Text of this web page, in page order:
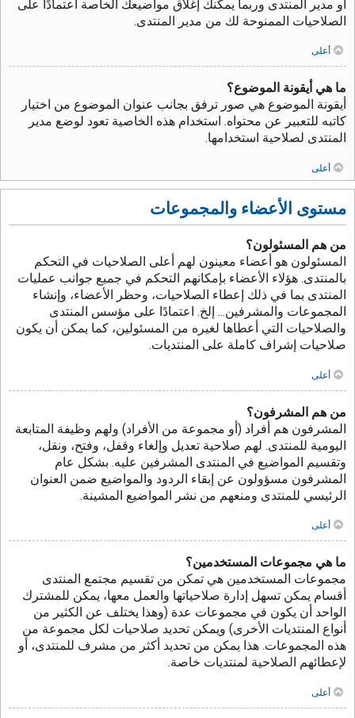
أو مدير المنتدى وربما يمكنك إغلاق مواضيعك الخاصة اعتمادًا على
الصلاحيات الممنوحة لك من مدير المنتدى.
أعلى
ما هي أيقونة الموضوع؟
أيقونة الموضوع هي صور ترفق بجانب عنوان الموضوع من اختيار
كاتبه للتعبير عن محتواه. استخدام هذه الخاصية تعود لوضع مدير
المنتدى لصلاحية استخدامها.
أعلى
مستوى الأعضاء والمجموعات
من هم المسئولون؟
المسئولون هو أعضاء معينون لهم أعلى الصلاحيات في التحكم
بالمنتدى. هؤلاء الأعضاء بإمكانهم التحكم في جميع جوانب عمليات
المنتدى بما في ذلك إعطاء الصلاحيات، وحظر الأعضاء، وإنشاء
المجموعات والمشرفين... إلخ. اعتمادًا على مؤسس المنتدى
والصلاحيات التي أعطاها لغيره من المسئولين، كما يمكن أن يكون
صلاحيات إشراف كاملة على المنتديات.
أعلى
من هم المشرفون؟
المشرفون هم أفراد (أو مجموعة من الأفراد) ولهم وظيفة المتابعة
اليومية للمنتدى. لهم صلاحية تعديل وإلغاء وقفل، وفتح، ونقل،
وتقسيم المواضيع في المنتدى المشرفين عليه. بشكل عام
المشرفون مسؤولون عن إبقاء الردود والمواضيع ضمن العنوان
الرئيسي للمنتدى ومنعهم من نشر المواضيع المشينة.
أعلى
ما هي مجموعات المستخدمين؟
مجموعات المستخدمين هي تمكن من تقسيم مجتمع المنتدى
أقسام يمكن تسهل إدارة صلاحياتها والعمل معها، يمكن للمشترك
الواحد أن يكون في مجموعات عدة (وهذا يختلف عن الكثير من
أنواع المنتديات الأخرى) ويمكن تحديد صلاحيات لكل مجموعة من
هذه المجموعات. هذا يمكن من تحديد أكثر من مشرف للمنتدى، أو
لإعطائهم الصلاحية لمنتديات خاصة.
أعلى